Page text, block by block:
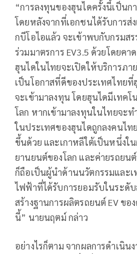
“การลงทุนของฮุนไดครั้งนี้เป็นก
โดยหลังจากที่เอกชนได้รับการส่
กบีโอไอแล้ว จะเข้าพบกับกรมส
ร่วมมาตรการ EV3.5 ด้วยโดยคา
ฮุนไดในไทยจะเปิดให้บริการภา
เป็นโอกาสที่ดีของประเทศไทยที่
จะเข้ามาลงทุน โดยฮุนไดมีเทคโ
โลก หากเข้ามาลงทุนในไทยจะท
ในประเทศของฮุนไดถูกลงคนไท
ขึ้นด้วย และเกาหลีใต้เป็นหนึ่งใ
ยานยนต์ของโลก และค่ายรถยน
ก็ถือเป็นผู้นำด้านนวัตกรรมและ
ไฟฟ้าที่ได้รับการยอมรับในระดั
สร้างฐานการผลิตรถยนต์ EV ขอ
นี้” นายนฤตม์ กล่าว
อย่างไรก็ตาม จากผลการดำเนิน